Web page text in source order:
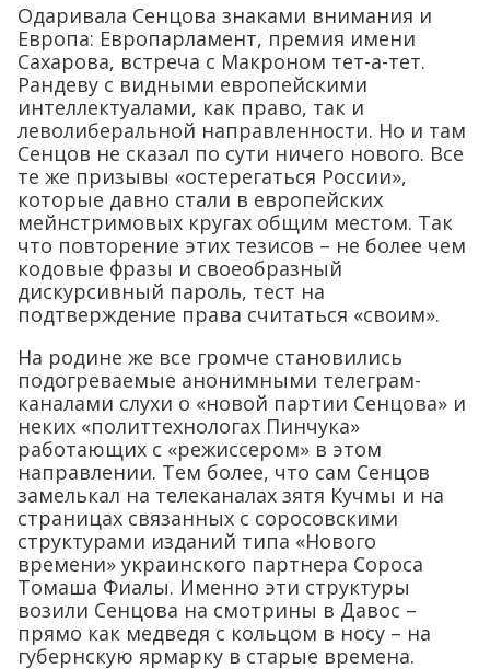
Одаривала Сенцова знаками внимания и
Европа: Европарламент, премия имени
Сахарова, встреча с Макроном тет-а-тет.
Рандеву с видными европейскими
интеллектуалами, как право, так и
леволиберальной направленности. Но и там
Сенцов не сказал по сути ничего нового. Все
те же призывы «остерегаться России»,
которые давно стали в европейских
мейнстримовых кругах общим местом. Так
что повторение этих тезисов – не более чем
кодовые фразы и своеобразный
дискурсивный пароль, тест на
подтверждение права считаться «своим».
На родине же все громче становились
подогреваемые анонимными телеграм-
каналами слухи о «новой партии Сенцова» и
неких «политтехнологах Пинчука»
работающих с «режиссером» в этом
направлении. Тем более, что сам Сенцов
замелькал на телеканалах зятя Кучмы и на
страницах связанных с соросовскими
структурами изданий типа «Нового
времени» украинского партнера Сороса
Томаша Фиалы. Именно эти структуры
возили Сенцова на смотрины в Давос –
прямо как медведя с кольцом в носу – на
губернскую ярмарку в старые времена.